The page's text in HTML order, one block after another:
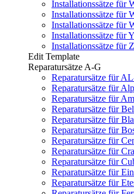
Installationssätze für
Installationssätze für
Installationssätze für
Installationssätze für
Installationssätze für
Edit Template
Reparatursätze A-G
Reparatursätze für
Reparatursätze für
Reparatursätze für
Reparatursätze für
Reparatursätze für
Reparatursätze für
Reparatursätze für
Reparatursätze für
Reparatursätze für
Reparatursätze für
Reparatursätze für